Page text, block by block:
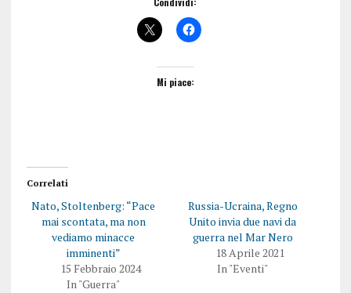
Mi piace:
Correlati
Nato, Stoltenberg: “Pace
mai scontata, ma non
vediamo minacce
imminenti”
15 Febbraio 2024
In "Guerra"
Russia-Ucraina, Regno
Unito invia due navi da
guerra nel Mar Nero
18 Aprile 2021
In "Eventi"